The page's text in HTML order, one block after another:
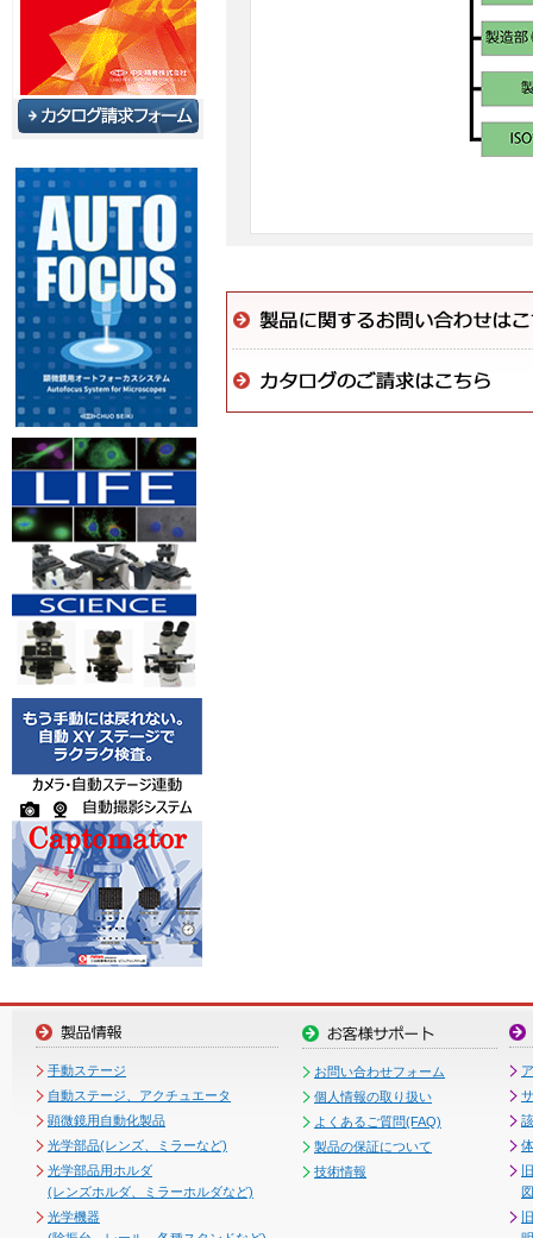
手動ステージ
自動ステージ、アクチュエータ
顕微鏡用自動化製品
光学部品(レンズ、ミラーなど)
光学部品用ホルダ
(レンズホルダ、ミラーホルダなど)
光学機器
お問い合わせフォーム
個人情報の取り扱い
よくあるご質問(FAQ)
製品の保証について
技術情報